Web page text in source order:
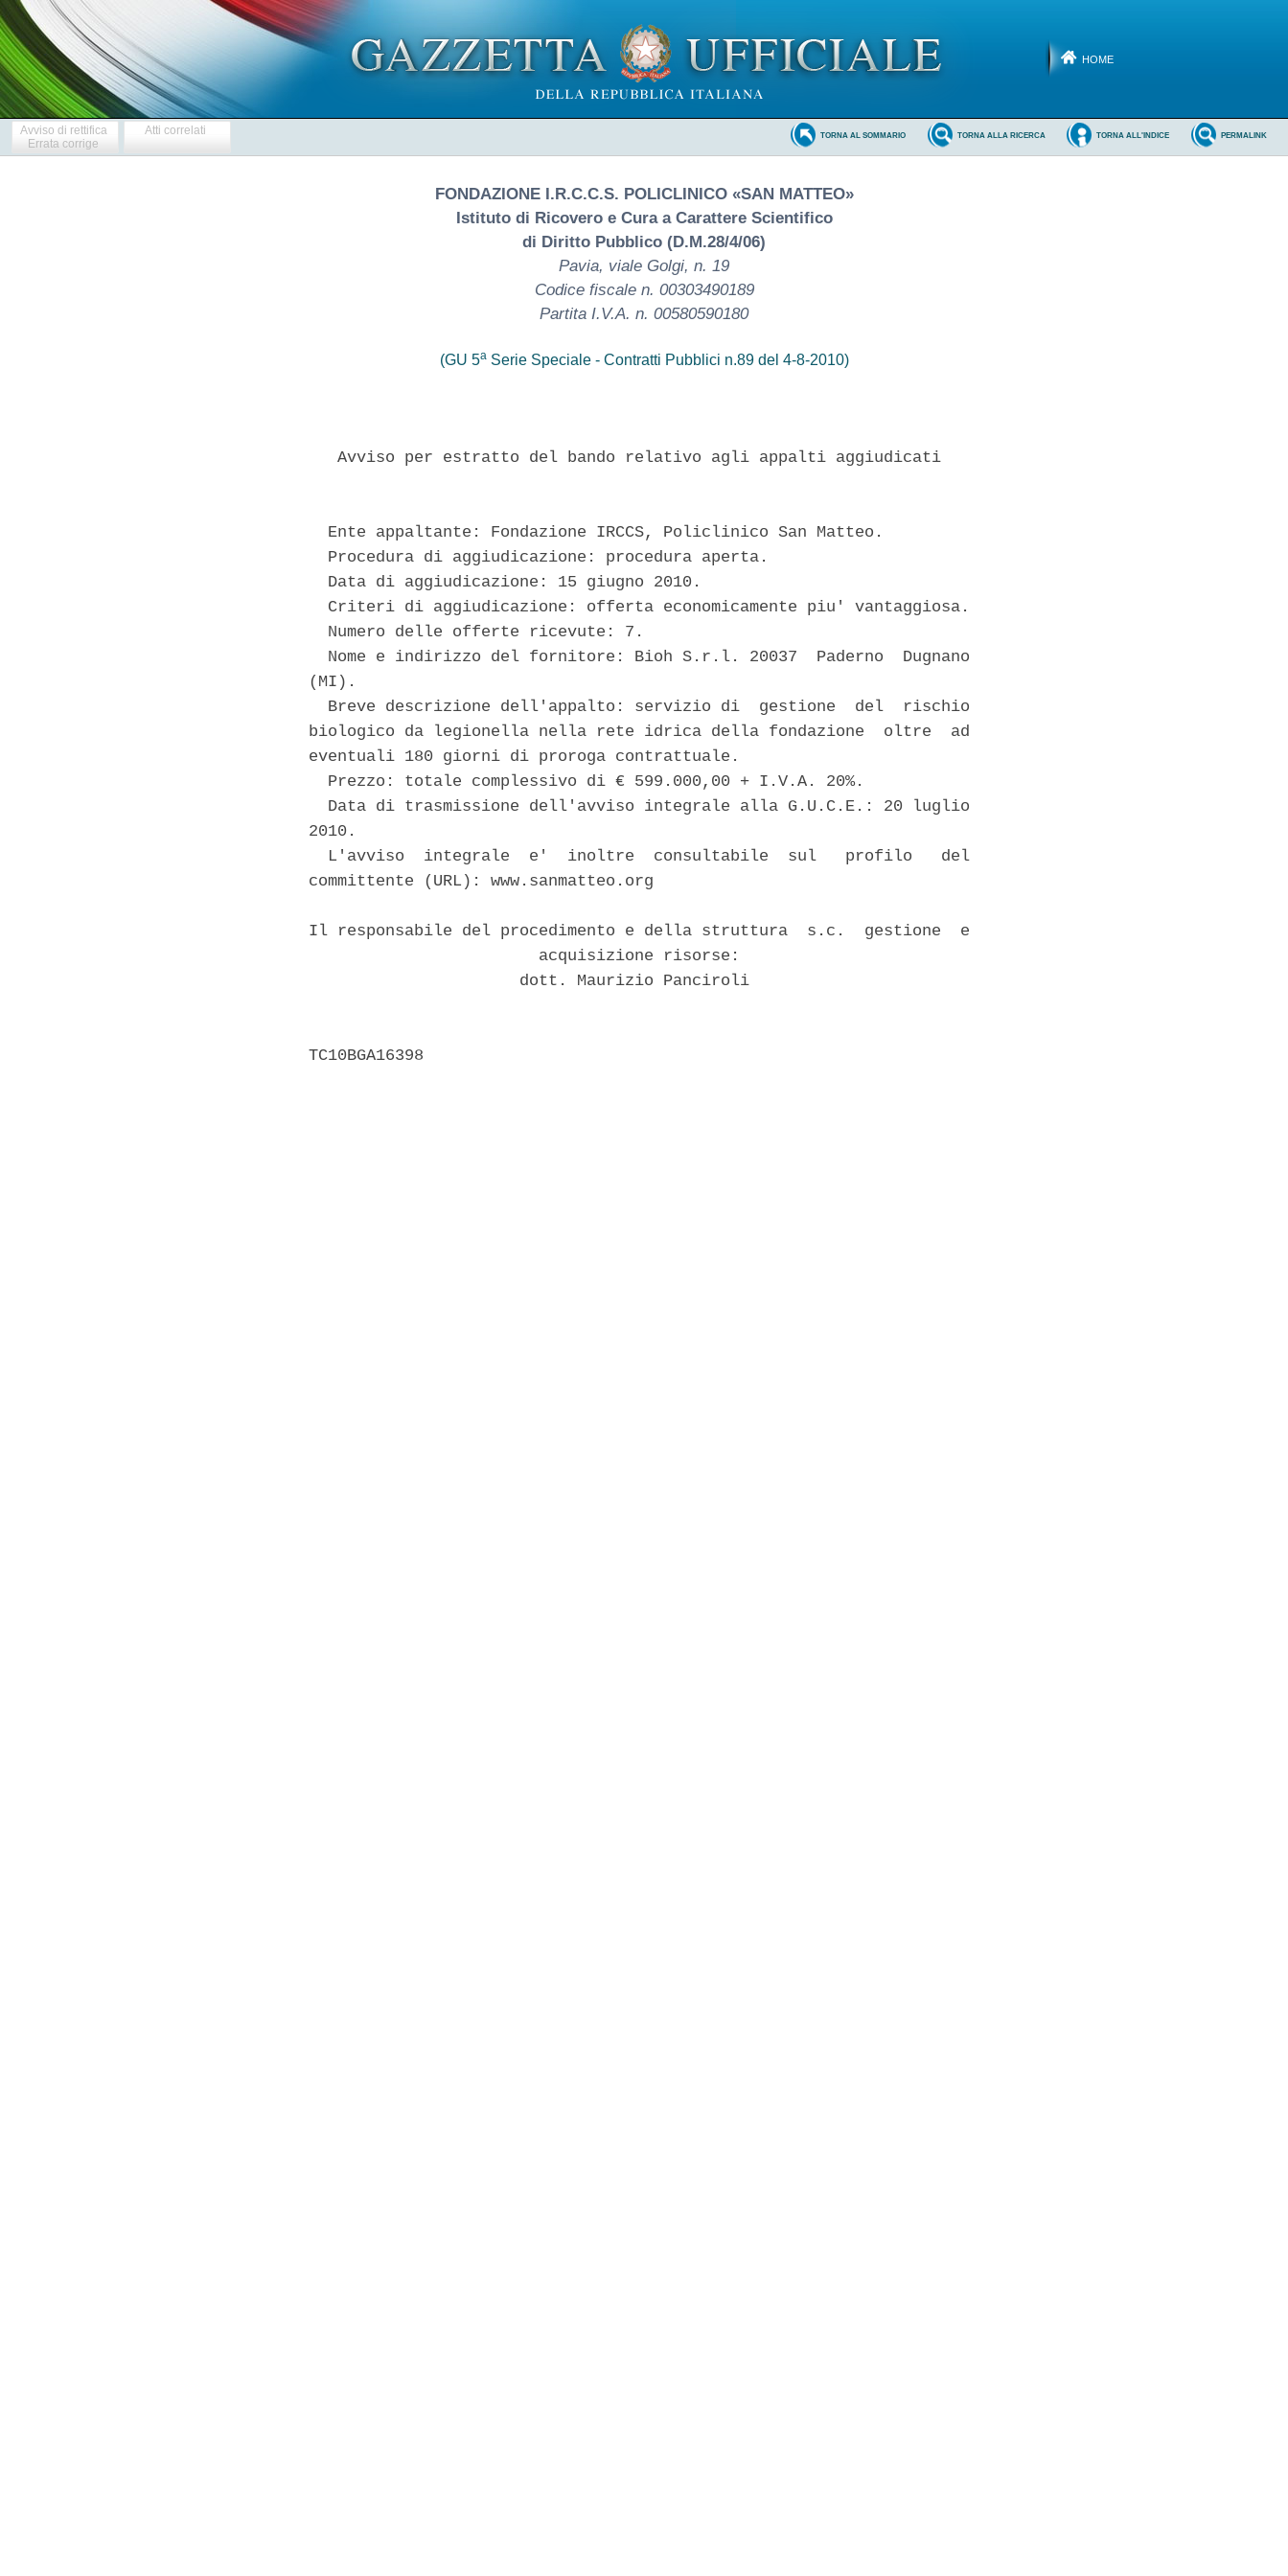
HOME
Avviso di rettifica
Errata corrige
Atti correlati PERMALINK
TORNA ALL'INDICE
TORNA ALLA RICERCA
TORNA AL SOMMARIO
FONDAZIONE I.R.C.C.S. POLICLINICO «SAN MATTEO»
Istituto di Ricovero e Cura a Carattere Scientifico
di Diritto Pubblico (D.M.28/4/06)
Pavia, viale Golgi, n. 19
Codice fiscale n. 00303490189
Partita I.V.A. n. 00580590180
(GU 5aSerie Speciale - Contratti Pubblici n.89 del 4-8-2010)
   Avviso per estratto del bando relativo agli appalti aggiudicati
  Ente appaltante: Fondazione IRCCS, Policlinico San Matteo.
  Procedura di aggiudicazione: procedura aperta.
  Data di aggiudicazione: 15 giugno 2010.
  Criteri di aggiudicazione: offerta economicamente piu' vantaggiosa.
  Numero delle offerte ricevute: 7.
  Nome e indirizzo del fornitore: Bioh S.r.l. 20037  Paderno  Dugnano
(MI).
  Breve descrizione dell'appalto: servizio di  gestione  del  rischio
biologico da legionella nella rete idrica della fondazione  oltre  ad
eventuali 180 giorni di proroga contrattuale.
  Prezzo: totale complessivo di € 599.000,00 + I.V.A. 20%.
  Data di trasmissione dell'avviso integrale alla G.U.C.E.: 20 luglio
2010.
  L'avviso  integrale  e'  inoltre  consultabile  sul   profilo   del
committente (URL): www.sanmatteo.org
Il responsabile del procedimento e della struttura  s.c.  gestione  e
                        acquisizione risorse:
                      dott. Maurizio Panciroli